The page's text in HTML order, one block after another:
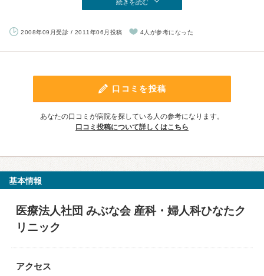
続きを読む
2008年09月受診 / 2011年06月投稿 4人が参考になった
口コミを投稿
あなたの口コミが病院を探している人の参考になります。
口コミ投稿について詳しくはこちら
基本情報
医療法人社団 みぶな会 産科・婦人科ひなたク
リニック
アクセス